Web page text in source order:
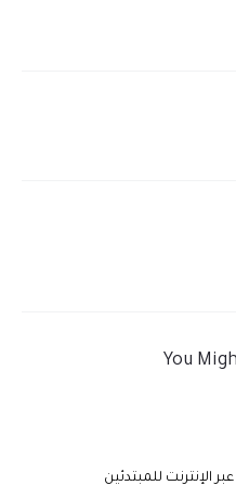
You
الإنترنت للمبتدئين